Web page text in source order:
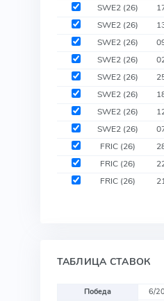
SWE2 (26)
SWE2 (26)
SWE2 (26)
SWE2 (26)
SWE2 (26)
SWE2 (26)
SWE2 (26)
SWE2 (26)
FRIC (26)
FRIC (26)
FRIC (26)
ТАБЛИЦА СТАВОК
Победа
6/20